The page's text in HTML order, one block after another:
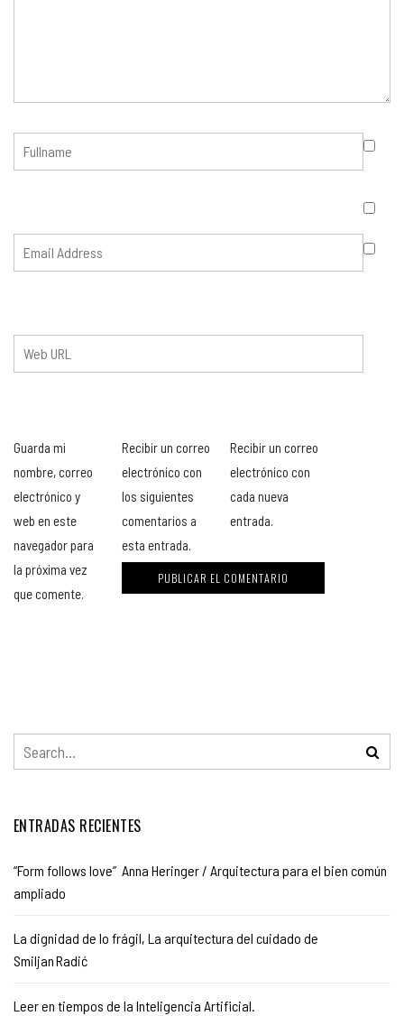
Guarda mi
nombre, correo
electrónico y
web en este
navegador para
la próxima vez
que comente.
Recibir un correo
electrónico con
los siguientes
comentarios a
esta entrada.
Recibir un correo
electrónico con
cada nueva
entrada.
ENTRADAS RECIENTES
“Form follows love” Anna Heringer / Arquitectura para el bien común
ampliado
La dignidad de lo frágil, La arquitectura del cuidado de
Smiljan Radić
Leer en tiempos de la Inteligencia Artificial.